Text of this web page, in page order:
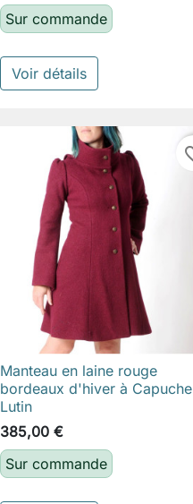
Sur commande
Voir détails
 Aperçu rapide
Manteau en laine rouge
bordeaux d'hiver à
Lutin
385,00 €
Sur commande